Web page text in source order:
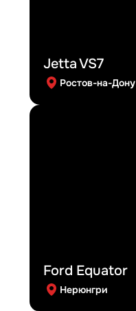
Jetta VS7
Ростов-на-Дону
Ford Equator
Нерюнгри